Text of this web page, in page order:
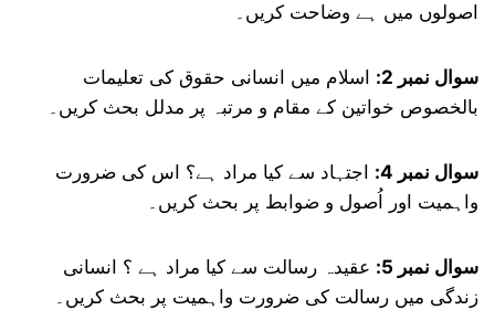
اصولوں میں ہے وضاحت کریں۔
سوال نمبر 2:
اسلام میں انسانی حقوق کی تعلیمات
بالخصوص خواتین کے مقام و مرتبہ پر مدلل بحث کریں۔
سوال نمبر 4:
اجتہاد سے کیا مراد ہے؟ اس کی ضرورت
واہمیت اور اُصول و ضوابط پر بحث کریں۔
سوال نمبر 5:
عقیدہ رسالت سے کیا مراد ہے ؟ انسانی
زندگی میں رسالت کی ضرورت واہمیت پر بحث کریں۔